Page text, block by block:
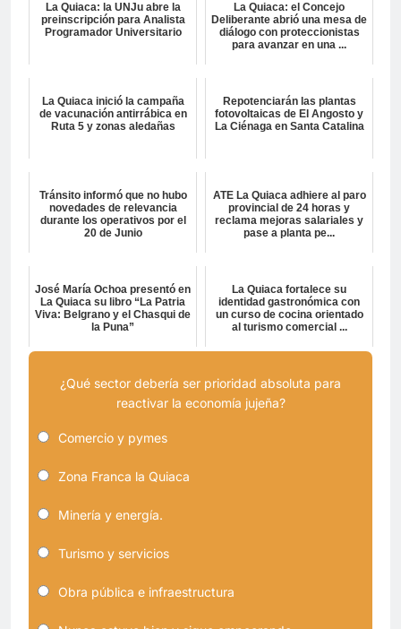
La Quiaca: la UNJu abre la
preinscripción para Analista
Programador Universitario
La Quiaca: el Concejo
Deliberante abrió una mesa de
diálogo con proteccionistas
para avanzar en una ...
La Quiaca inició la campaña
de vacunación antirrábica en
Ruta 5 y zonas aledañas
Repotenciarán las plantas
fotovoltaicas de El Angosto y
La Ciénaga en Santa Catalina
Tránsito informó que no hubo
novedades de relevancia
durante los operativos por el
20 de Junio
ATE La Quiaca adhiere al paro
provincial de 24 horas y
reclama mejoras salariales y
pase a planta pe...
José María Ochoa presentó en
La Quiaca su libro “La Patria
Viva: Belgrano y el Chasqui de
la Puna”
La Quiaca fortalece su
identidad gastronómica con
un curso de cocina orientado
al turismo comercial ...
¿Qué sector debería ser prioridad absoluta para
reactivar la economía jujeña?
Comercio y pymes
Zona Franca la Quiaca
Minería y energía.
Turismo y servicios
Obra pública e infraestructura